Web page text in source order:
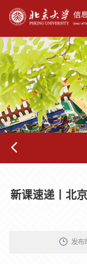
新课速递丨北
发布